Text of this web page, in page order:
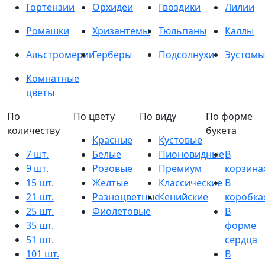
Гортензии
Орхидеи Гвоздики
Лилии
Ромашки
Хризантемы Тюльпаны
Каллы
АльстромерииГерберы Подсолнухи
Эустомы
Комнатные
цветы
По
количеству
7 шт.
9 шт.
15 шт.
21 шт.
25 шт.
35 шт.
51 шт.
101 шт.
По цвету
Красные
Белые
Розовые
Желтые
Разноцветные
Фиолетовые
По виду
Кустовые
Пионовидные
Премиум
Классические
Кенийские
По форме
букета
В
В
В
форме
сердца
В